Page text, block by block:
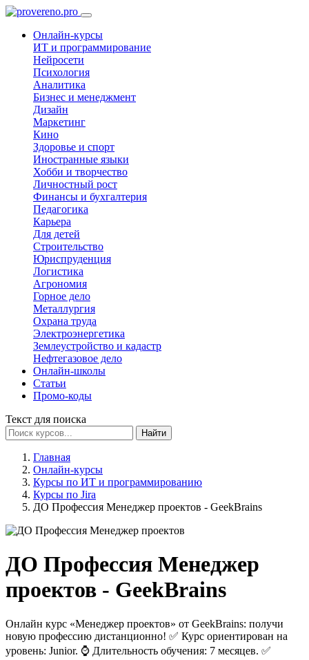
Онлайн-курсы
ИТ и программирование
Нейросети
Психология
Аналитика
Бизнес и менеджмент
Дизайн
Маркетинг
Кино
Здоровье и спорт
Иностранные языки
Хобби и творчество
Личностный рост
Финансы и бухгалтерия
Педагогика
Карьера
Для детей
Строительство
Юриспруденция
Логистика
Агрономия
Горное дело
Металлургия
Охрана труда
Электроэнергетика
Землеустройство и кадастр
Нефтегазовое дело
Онлайн-школы
Статьи
Промо-коды
Текст для поиска
Найти
Главная
Онлайн-курсы
Курсы по ИТ и программированию
Курсы по Jira
ДО Профессия Менеджер проектов - GeekBrains
ДО Профессия Менеджер
проектов - GeekBrains
Онлайн курс «Менеджер проектов» от GeekBrains: получи
новую профессию дистанционно! ✅ Курс ориентирован на
уровень: Junior. ⌚ Длительность обучения: 7 месяцев. ✅